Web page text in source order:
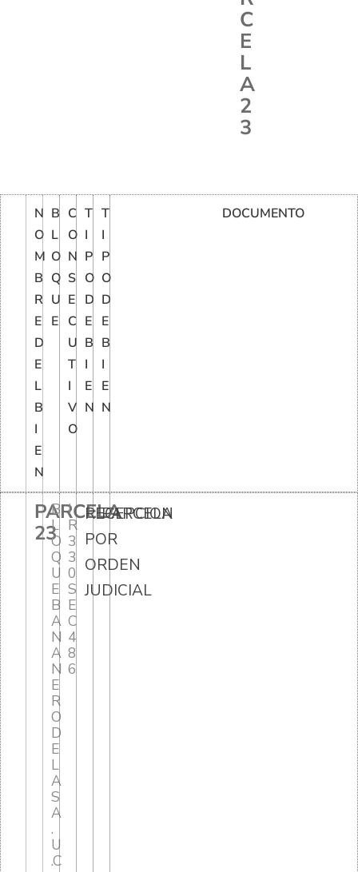
C
E
L
A
2
3
N
O
M
B
R
E
D
E
L
B
I
E
N
B
L
O
Q
U
E
C
O
N
S
E
C
U
T
I
V
O
T
I
P
O
D
E
B
I
E
N
T
I
P
O
D
E
B
I
E
N
DOCUMENTO
PARCELA
23
B
L
O
Q
U
E
B
A
N
A
N
E
R
O
D
E
L
A
S
A
.
U
.C
I
R
3
3
0
S
E
C
4
8
6
RECEPCION
POR
ORDEN
JUDICIAL
PARCELA